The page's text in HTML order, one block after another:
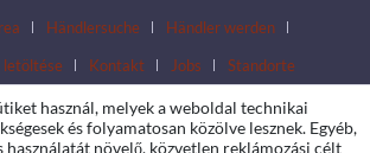
Händlersuche
Händler werden
letöltése
Kontakt Jobs Standorte
használ, melyek a weboldal technikai
és folyamatosan közölve lesznek. Egyéb,
használatát növelő, közvetlen reklámozási célt